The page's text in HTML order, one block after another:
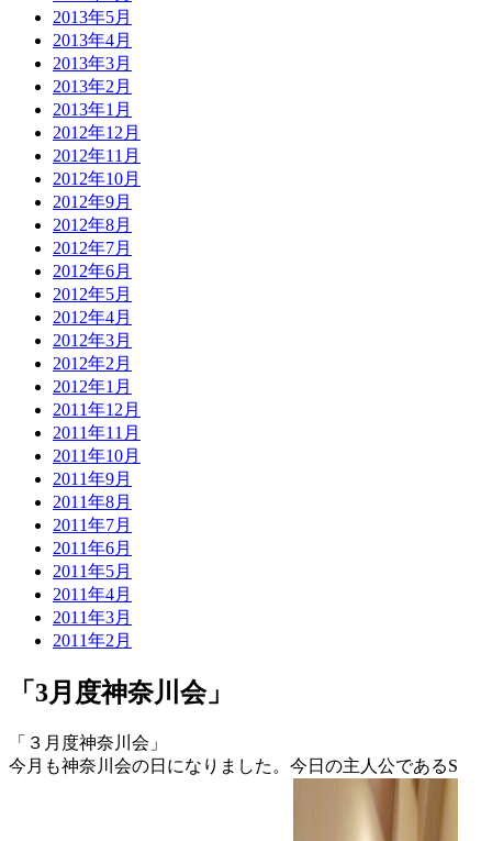
2013年5月
2013年4月
2013年3月
2013年2月
2013年1月
2012年12月
2012年11月
2012年10月
2012年9月
2012年8月
2012年7月
2012年6月
2012年5月
2012年4月
2012年3月
2012年2月
2012年1月
2011年12月
2011年11月
2011年10月
2011年9月
2011年8月
2011年7月
2011年6月
2011年5月
2011年4月
2011年3月
2011年2月
「3月度神奈川会」
「３月度神奈川会」
今月も神奈川会の日になりました。今日の主人公であるS